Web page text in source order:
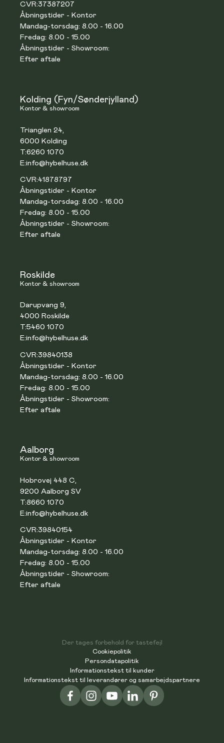
CVR:37387207
Åbningstider - Kontor
Mandag-torsdag: 8.00 - 16.00
Fredag: 8.00 - 15.00
Åbningstider - Showroom:
Efter aftale
Kolding (Fyn/Sønderjylland)
Kontor & showroom
Trianglen 24,
6000 Kolding
T:6260 1070
E:info@hybelhuse.dk
CVR:41878797
Åbningstider - Kontor
Mandag-torsdag: 8.00 - 16.00
Fredag: 8.00 - 15.00
Åbningstider - Showroom:
Efter aftale
Roskilde
Kontor & showroom
Darupvang 9,
4000 Roskilde
T:5460 1070
E:info@hybelhuse.dk
CVR:39840138
Åbningstider - Kontor
Mandag-torsdag: 8.00 - 16.00
Fredag: 8.00 - 15.00
Åbningstider - Showroom:
Efter aftale
Aalborg
Kontor & showroom
Hobrovej 448 C,
9200 Aalborg SV
T:8660 1070
E:info@hybelhuse.dk
CVR:39840154
Åbningstider - Kontor
Mandag-torsdag: 8.00 - 16.00
Fredag: 8.00 - 15.00
Åbningstider - Showroom:
Efter aftale
Cookiepolitik
Persondatapolitik
Informationstekst til kunder
Informationstekst til leverandører og samarbejdspartnere
Der tages forbehold for tastefejl